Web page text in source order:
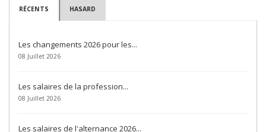
RÉCENTS HASARD
Les changements 2026 pour les...
08 Juillet 2026
Les salaires de la profession...
08 Juillet 2026
Les salaires de l'alternance 2026...